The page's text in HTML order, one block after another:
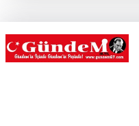
Hastane
düzenlendi
Ülkü